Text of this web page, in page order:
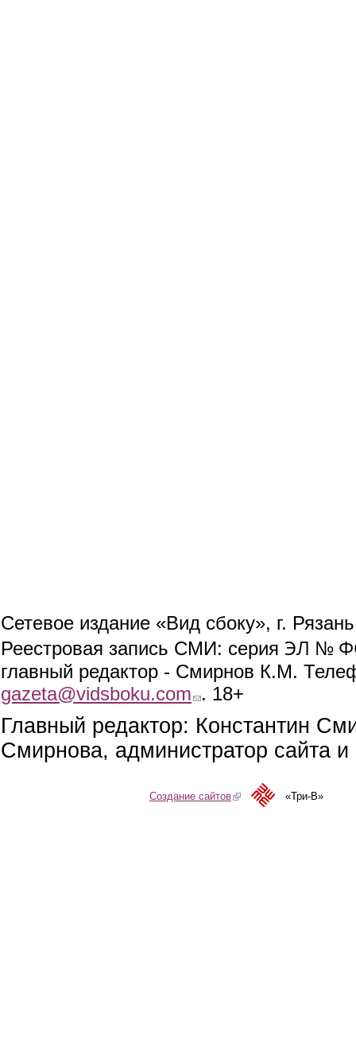
Сетевое издание «Вид сбоку», г.
Реестровая запись СМИ: серия ЭЛ №
главный редактор - Смирнов К.М.
gazeta@vidsboku.com (link sends e-mail)
. 18+
Главный редактор: Константин
Смирнова, администратор сайта
Создание сайтов(link is external)«Три-В»